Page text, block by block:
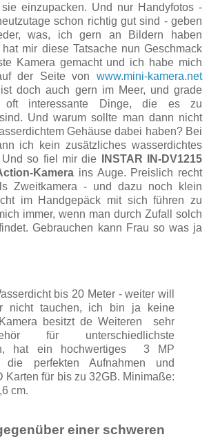
sie einzupacken. Und nur Handyfotos -
schon richtig gut sind - geben
was, ich gern an Bildern haben
mir diese Tatsache nun Geschmack
Kamera gemacht und ich habe mich
der Seite von www.mini-kamera.net
doch auch gern im Meer, und grade
interessante Dinge, die es zu
Und warum sollte man dann nicht
Gehäuse dabei haben? Bei
ich kein zusätzliches wasserdichtes
so fiel mir die
INSTAR IN-DV1215
Kamera ins Auge. Preislich recht
Zweitkamera - und dazu noch klein
im Handgepäck mit sich führen zu
immer, wenn man durch Zufall solch
Gebrauchen kann Frau so was ja
bis 20 Meter - weiter will
nicht tauchen, ich bin ja keine
besitzt de Weiteren sehr
für unterschiedlichste
hat ein hochwertiges 3 MP
die perfekten Aufnahmen und
Karten für bis zu 32GB. Minimaße:
cm.
einer schweren